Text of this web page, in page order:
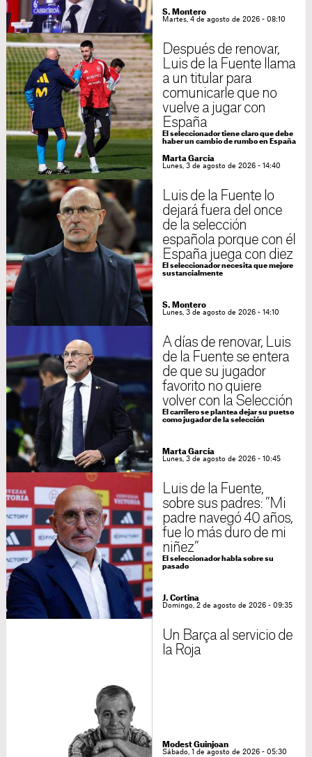
S. Montero
Martes, 4 de agosto de 2026 - 08:10
Después de renovar,
Luis de la Fuente llama
a un titular para
comunicarle que no
vuelve a jugar con
España
El seleccionador tiene claro que debe
haber un cambio de rumbo en España
Marta García
Lunes, 3 de agosto de 2026 - 14:40
Luis de la Fuente lo
dejará fuera del once
de la selección
española porque con él
España juega con diez
El seleccionador necesita que mejore
sustancialmente
S. Montero
Lunes, 3 de agosto de 2026 - 14:10
A días de renovar, Luis
de la Fuente se entera
de que su jugador
favorito no quiere
volver con la Selección
El carrilero se plantea dejar su puetso
como jugador de la selección
Marta García
Lunes, 3 de agosto de 2026 - 10:45
Luis de la Fuente,
sobre sus padres: ”Mi
padre navegó 40 años,
fue lo más duro de mi
niñez”
El seleccionador habla sobre su
pasado
J. Cortina
Domingo, 2 de agosto de 2026 - 09:35
Un Barça al servicio de
la Roja
Modest Guinjoan
Sábado, 1 de agosto de 2026 - 05:30